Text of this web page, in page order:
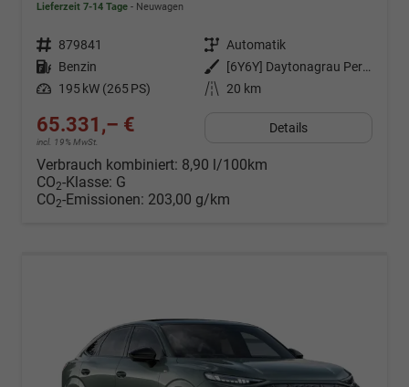
Lieferzeit 7-14 Tage Neuwagen
Fahrzeugnr. 879841 Getriebe Automatik
Kraftstoff Benzin Außenfarbe
[6Y6Y] Daytonagrau Perleffekt
Leistung 195 kW (265 PS) Kilometerstand 20 km
65.331,– €
incl. 19% MwSt.
Details
Verbrauch kombiniert: 8,90 l/100km
CO2-Klasse: G
CO2-Emissionen: 203,00 g/km